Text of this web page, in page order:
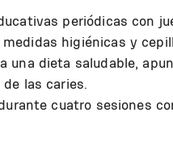
periódicas con
medidas higiénicas y
una dieta saludable,
las caries.
cuatro sesiones